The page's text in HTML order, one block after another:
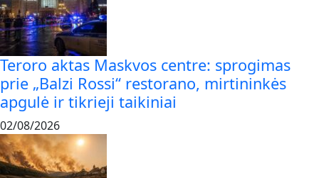
Teroro aktas Maskvos centre: sprogimas
prie „Balzi Rossi“ restorano, mirtininkės
apgulė ir tikrieji taikiniai
02/08/2026